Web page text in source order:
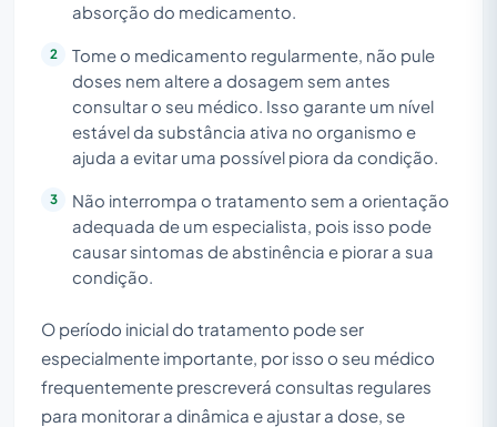
absorção do medicamento.
Tome o medicamento regularmente, não pule
doses nem altere a dosagem sem antes
consultar o seu médico. Isso garante um nível
estável da substância ativa no organismo e
ajuda a evitar uma possível piora da condição.
Não interrompa o tratamento sem a orientação
adequada de um especialista, pois isso pode
causar sintomas de abstinência e piorar a sua
condição.
O período inicial do tratamento pode ser
especialmente importante, por isso o seu médico
frequentemente prescreverá consultas regulares
para monitorar a dinâmica e ajustar a dose, se